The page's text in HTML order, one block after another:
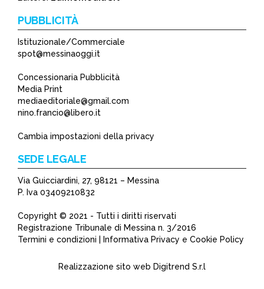
PUBBLICITÀ
Istituzionale/Commerciale
spot@messinaoggi.it
Concessionaria Pubblicità
Media Print
mediaeditoriale@gmail.com
nino.francio@libero.it
Cambia impostazioni della privacy
SEDE LEGALE
Via Guicciardini, 27, 98121 – Messina
P. Iva 03409210832
Copyright © 2021 - Tutti i diritti riservati
Registrazione Tribunale di Messina n. 3/2016
Termini e condizioni | Informativa Privacy e Cookie Policy
Realizzazione sito web Digitrend S.r.l